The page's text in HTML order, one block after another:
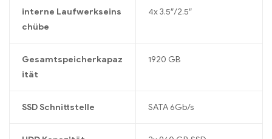
interne Laufwerkseins
chübe
4x 3.5″/2.5″
Gesamtspeicherkapaz
ität
1920 GB
SSD Schnittstelle SATA 6Gb/s